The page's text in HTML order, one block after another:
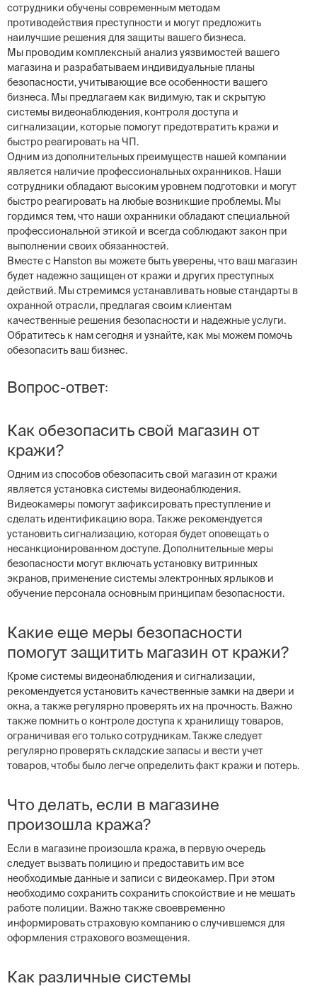
сотрудники обучены современным методам
противодействия преступности и могут предложить
наилучшие решения для защиты вашего бизнеса.
Мы проводим комплексный анализ уязвимостей вашего
магазина и разрабатываем индивидуальные планы
безопасности, учитывающие все особенности вашего
бизнеса. Мы предлагаем как видимую, так и скрытую
системы видеонаблюдения, контроля доступа и
сигнализации, которые помогут предотвратить кражи и
быстро реагировать на ЧП.
Одним из дополнительных преимуществ нашей компании
является наличие профессиональных охранников. Наши
сотрудники обладают высоким уровнем подготовки и могут
быстро реагировать на любые возникшие проблемы. Мы
гордимся тем, что наши охранники обладают специальной
профессиональной этикой и всегда соблюдают закон при
выполнении своих обязанностей.
Вместе с Hanston вы можете быть уверены, что ваш магазин
будет надежно защищен от кражи и других преступных
действий. Мы стремимся устанавливать новые стандарты в
охранной отрасли, предлагая своим клиентам
качественные решения безопасности и надежные услуги.
Обратитесь к нам сегодня и узнайте, как мы можем помочь
обезопасить ваш бизнес.
Вопрос-ответ:
Как обезопасить свой магазин от
кражи?
Одним из способов обезопасить свой магазин от кражи
является установка системы видеонаблюдения.
Видеокамеры помогут зафиксировать преступление и
сделать идентификацию вора. Также рекомендуется
установить сигнализацию, которая будет оповещать о
несанкционированном доступе. Дополнительные меры
безопасности могут включать установку витринных
экранов, применение системы электронных ярлыков и
обучение персонала основным принципам безопасности.
Какие еще меры безопасности
помогут защитить магазин от кражи?
Кроме системы видеонаблюдения и сигнализации,
рекомендуется установить качественные замки на двери и
окна, а также регулярно проверять их на прочность. Важно
также помнить о контроле доступа к хранилищу товаров,
ограничивая его только сотрудникам. Также следует
регулярно проверять складские запасы и вести учет
товаров, чтобы было легче определить факт кражи и потерь.
Что делать, если в магазине
произошла кража?
Если в магазине произошла кража, в первую очередь
следует вызвать полицию и предоставить им все
необходимые данные и записи с видеокамер. При этом
необходимо сохранить сохранить спокойствие и не мешать
работе полиции. Важно также своевременно
информировать страховую компанию о случившемся для
оформления страхового возмещения.
Как различные системы